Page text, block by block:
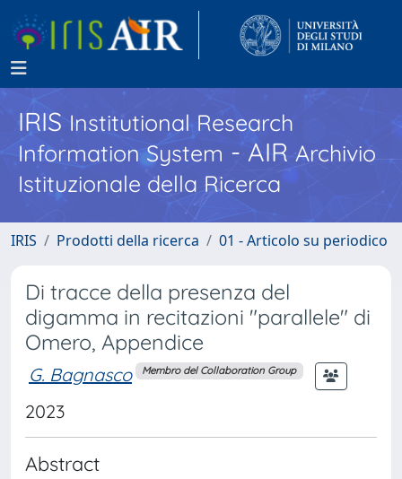
IRISInstitutional Research
Information System - AIR Archivio
Istituzionale della Ricerca
IRIS Prodotti della ricerca 01 - Articolo su periodico
Di tracce della presenza del
digamma in recitazioni "parallele" di
Omero, Appendice
G. Bagnasco Membro del Collaboration Group
2023
Abstract